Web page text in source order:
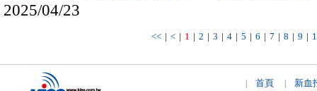
2025/04/23
<<| <| 1 | 2 | 3 | 4| 5 | 6 | 7 | 8 | 9 |
首頁 新血